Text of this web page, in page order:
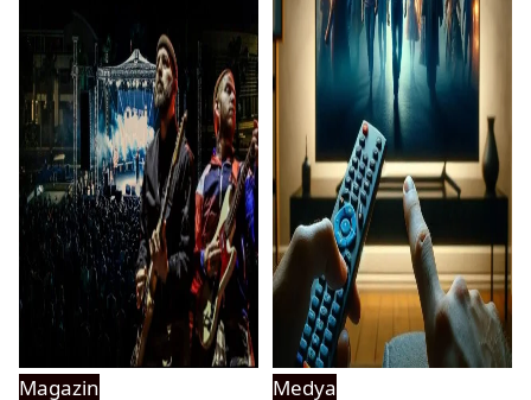
Magazin
Medya